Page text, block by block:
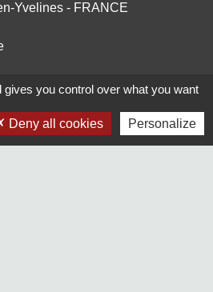
Yvelines - FRANCE
you control over what you want
Deny all cookies Personalize